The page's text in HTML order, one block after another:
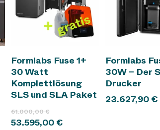
In den Warenkorb
Formlabs Fuse 1+
30 Watt
Komplettlösung
SLS und SLA Paket
61.000,00€Ursprünglicher
Preis
53.595,00€Aktueller
In den
Formlabs
30W – Der
Drucker
23.627,90€